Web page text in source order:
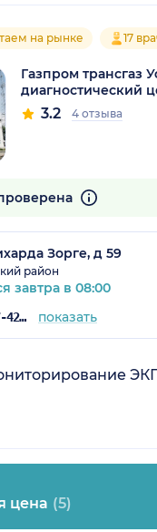
на рынке 17
Газпром трансгаз
диагностический
3.2 4 отзыва
Зорге, д 59
район
завтра в 08:00
+7 (347) 237-42-08 показать
цена (5)